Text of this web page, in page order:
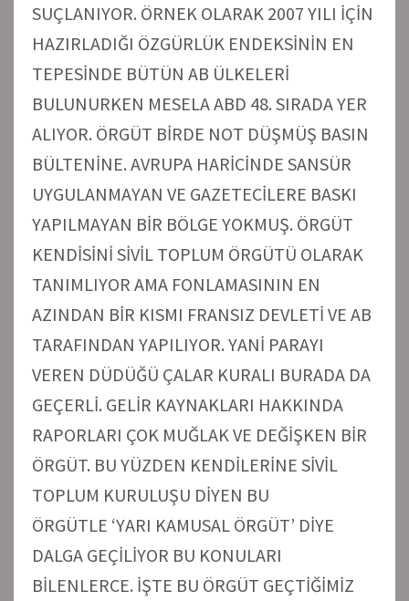
SUÇLANIYOR. ÖRNEK OLARAK 2007 YILI İÇİN
HAZIRLADIĞI ÖZGÜRLÜK ENDEKSİNİN EN
TEPESİNDE BÜTÜN AB ÜLKELERİ
BULUNURKEN MESELA ABD 48. SIRADA YER
ALIYOR. ÖRGÜT BİRDE NOT DÜŞMÜŞ BASIN
BÜLTENİNE. AVRUPA HARİCİNDE SANSÜR
UYGULANMAYAN VE GAZETECİLERE BASKI
YAPILMAYAN BİR BÖLGE YOKMUŞ. ÖRGÜT
KENDİSİNİ SİVİL TOPLUM ÖRGÜTÜ OLARAK
TANIMLIYOR AMA FONLAMASININ EN
AZINDAN BİR KISMI FRANSIZ DEVLETİ VE AB
TARAFINDAN YAPILIYOR. YANİ PARAYI
VEREN DÜDÜĞÜ ÇALAR KURALI BURADA DA
GEÇERLİ. GELİR KAYNAKLARI HAKKINDA
RAPORLARI ÇOK MUĞLAK VE DEĞİŞKEN BİR
ÖRGÜT. BU YÜZDEN KENDİLERİNE SİVİL
TOPLUM KURULUŞU DİYEN BU
ÖRGÜTLE ‘YARI KAMUSAL ÖRGÜT’ DİYE
DALGA GEÇİLİYOR BU KONULARI
BİLENLERCE. İŞTE BU ÖRGÜT GEÇTİĞİMİZ